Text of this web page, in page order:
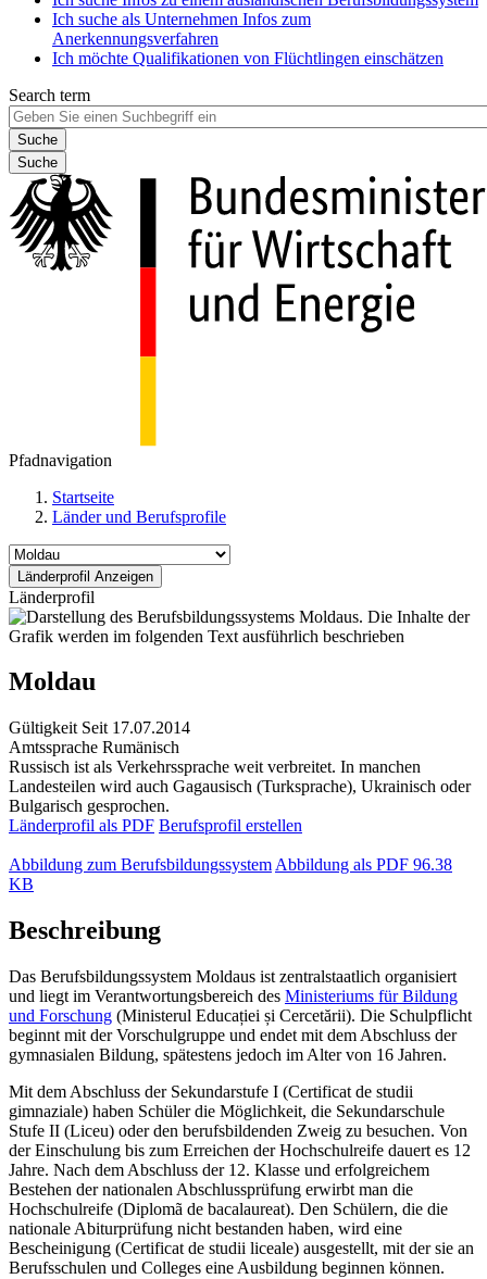
Ich suche als Unternehmen Infos zum
Anerkennungsverfahren
Ich möchte Qualifikationen von Flüchtlingen einschätzen
Search term
Suche
Pfadnavigation
Startseite
Länder und Berufsprofile
Länderprofil
Moldau
Gültigkeit Seit 17.07.2014
Amtssprache Rumänisch
Russisch ist als Verkehrssprache weit verbreitet. In manchen
Landesteilen wird auch Gagausisch (Turksprache), Ukrainisch oder
Bulgarisch gesprochen.
Länderprofil als PDF Berufsprofil erstellen
Abbildung zum Berufsbildungssystem Abbildung als PDF 96.38
KB
Beschreibung
Das Berufsbildungssystem Moldaus ist zentralstaatlich organisiert
und liegt im Verantwortungsbereich des Ministeriums für Bildung
und Forschung (Ministerul Educației și Cercetării). Die Schulpflicht
beginnt mit der Vorschulgruppe und endet mit dem Abschluss der
gymnasialen Bildung, spätestens jedoch im Alter von 16 Jahren.
Mit dem Abschluss der Sekundarstufe I (Certificat de studii
gimnaziale) haben Schüler die Möglichkeit, die Sekundarschule
Stufe II (Liceu) oder den berufsbildenden Zweig zu besuchen. Von
der Einschulung bis zum Erreichen der Hochschulreife dauert es 12
Jahre. Nach dem Abschluss der 12. Klasse und erfolgreichem
Bestehen der nationalen Abschlussprüfung erwirbt man die
Hochschulreife (Diplomã de bacalaureat). Den Schülern, die die
nationale Abiturprüfung nicht bestanden haben, wird eine
Bescheinigung (Certificat de studii liceale) ausgestellt, mit der sie an
Berufsschulen und Colleges eine Ausbildung beginnen können.